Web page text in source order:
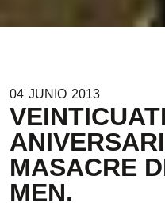
04 JUNIO 2013
MASACRE
MEN.